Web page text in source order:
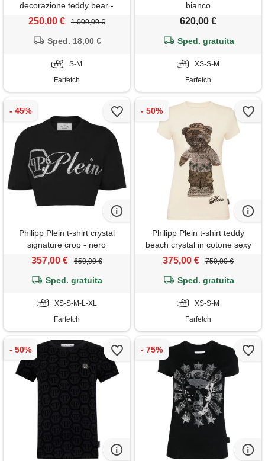
decorazione teddy bear -
bianco
250,00 € 1.000,00 €
Sped. 18,00 €
S-M
Farfetch
bianco
620,00 €
Sped. gratuita
XS-S-M
Farfetch
Philipp Plein t-shirt crystal
signature crop - nero
357,00 € 650,00 €
Sped. gratuita
XS-S-M-L-XL
Farfetch
Philipp Plein t-shirt teddy
beach crystal in cotone sexy
pure fit - toni neutri
375,00 € 750,00 €
Sped. gratuita
XS-S-M
Farfetch